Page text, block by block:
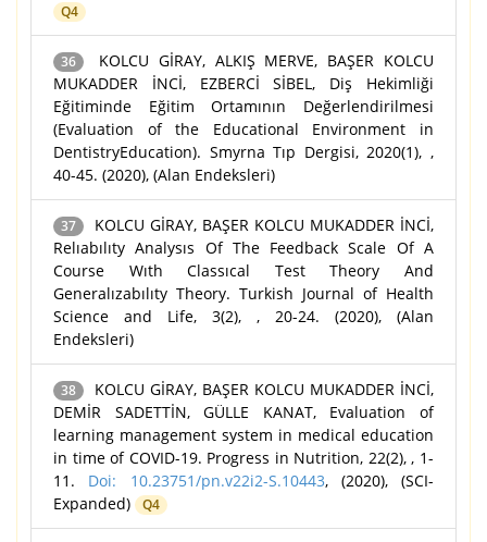
Q4
36
KOLCU GİRAY, ALKIŞ MERVE, BAŞER KOLCU
MUKADDER İNCİ, EZBERCİ SİBEL, Diş Hekimliği
Eğitiminde Eğitim Ortamının Değerlendirilmesi
(Evaluation of the Educational Environment in
DentistryEducation). Smyrna Tıp Dergisi, 2020(1), ,
40-45. (2020), (Alan Endeksleri)
37
KOLCU GİRAY, BAŞER KOLCU MUKADDER İNCİ,
Relıabılıty Analysıs Of The Feedback Scale Of A
Course Wıth Classıcal Test Theory And
Generalızabılıty Theory. Turkish Journal of Health
Science and Life, 3(2), , 20-24. (2020), (Alan
Endeksleri)
38
KOLCU GİRAY, BAŞER KOLCU MUKADDER İNCİ,
DEMİR SADETTİN, GÜLLE KANAT, Evaluation of
learning management system in medical education
in time of COVID-19. Progress in Nutrition, 22(2), , 1-
11. Doi: 10.23751/pn.v22i2-S.10443, (2020), (SCI-
Expanded)
Q4